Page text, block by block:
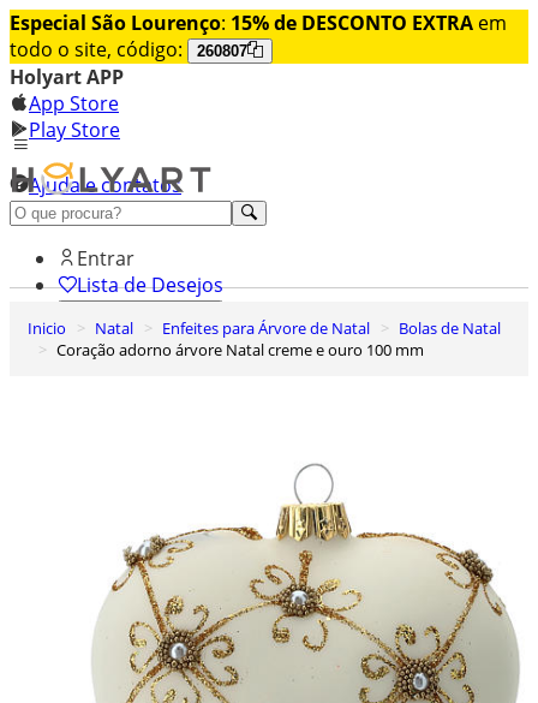
Especial São Lourenço: 15% de DESCONTO EXTRA em
todo o site, código:
260807
Holyart APP
App Store
Play Store
Ajuda e contatos
Conheça premium
Entrar
Lista de Desejos
Carrinho de Compras
Inicio Natal Enfeites para Árvore de Natal
Bolas de Natal
Coração adorno árvore Natal creme e ouro 100 mm